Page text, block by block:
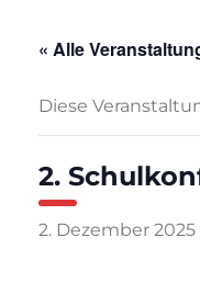
« Alle
Diese
2.
2. Dezember 2025